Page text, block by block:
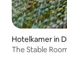
Hotelkamer in
The Stable